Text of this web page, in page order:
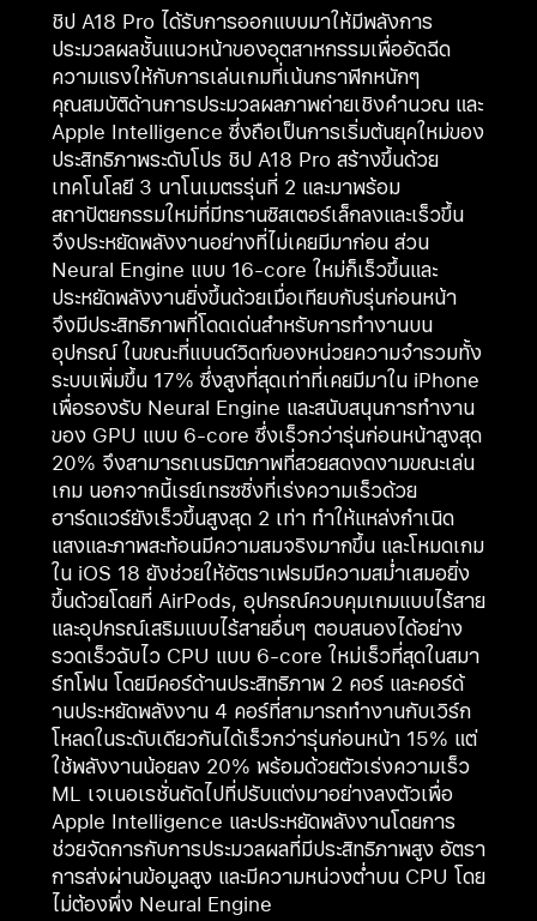
ชิป A18 Pro ได้รับการออกแบบมาให้มีพลังการ
ประมวลผลชั้นแนวหน้าของอุตสาหกรรมเพื่ออัดฉีด
ความแรงให้กับการเล่นเกมที่เน้นกราฟิกหนักๆ
คุณสมบัติด้านการประมวลผลภาพถ่ายเชิงคำนวณ และ
Apple Intelligence ซึ่งถือเป็นการเริ่มต้นยุคใหม่ของ
ประสิทธิภาพระดับโปร ชิป A18 Pro สร้างขึ้นด้วย
เทคโนโลยี 3 นาโนเมตรรุ่นที่ 2 และมาพร้อม
สถาปัตยกรรมใหม่ที่มีทรานซิสเตอร์เล็กลงและเร็วขึ้น
จึงประหยัดพลังงานอย่างที่ไม่เคยมีมาก่อน ส่วน
Neural Engine แบบ 16-core ใหม่ก็เร็วขึ้นและ
ประหยัดพลังงานยิ่งขึ้นด้วยเมื่อเทียบกับรุ่นก่อนหน้า
จึงมีประสิทธิภาพที่โดดเด่นสำหรับการทำงานบน
อุปกรณ์ ในขณะที่แบนด์วิดท์ของหน่วยความจำรวมทั้ง
ระบบเพิ่มขึ้น 17% ซึ่งสูงที่สุดเท่าที่เคยมีมาใน iPhone
เพื่อรองรับ Neural Engine และสนับสนุนการทำงาน
ของ GPU แบบ 6-core ซึ่งเร็วกว่ารุ่นก่อนหน้าสูงสุด
20% จึงสามารถเนรมิตภาพที่สวยสดงดงามขณะเล่น
เกม นอกจากนี้เรย์เทรซซิ่งที่เร่งความเร็วด้วย
ฮาร์ดแวร์ยังเร็วขึ้นสูงสุด 2 เท่า ทำให้แหล่งกำเนิด
แสงและภาพสะท้อนมีความสมจริงมากขึ้น และโหมดเกม
ใน iOS 18 ยังช่วยให้อัตราเฟรมมีความสม่ำเสมอยิ่ง
ขึ้นด้วยโดยที่ AirPods, อุปกรณ์ควบคุมเกมแบบไร้สาย
และอุปกรณ์เสริมแบบไร้สายอื่นๆ ตอบสนองได้อย่าง
รวดเร็วฉับไว CPU แบบ 6-core ใหม่เร็วที่สุดในสมา
ร์ทโฟน โดยมีคอร์ด้านประสิทธิภาพ 2 คอร์ และคอร์ด้
านประหยัดพลังงาน 4 คอร์ที่สามารถทำงานกับเวิร์ก
โหลดในระดับเดียวกันได้เร็วกว่ารุ่นก่อนหน้า 15% แต่
ใช้พลังงานน้อยลง 20% พร้อมด้วยตัวเร่งความเร็ว
ML เจเนอเรชั่นถัดไปที่ปรับแต่งมาอย่างลงตัวเพื่อ
Apple Intelligence และประหยัดพลังงานโดยการ
ช่วยจัดการกับการประมวลผลที่มีประสิทธิภาพสูง อัตรา
การส่งผ่านข้อมูลสูง และมีความหน่วงต่ำบน CPU โดย
ไม่ต้องพึ่ง Neural Engine